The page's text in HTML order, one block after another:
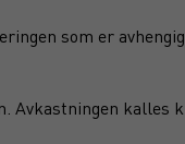
som er
Avkastningen kalles